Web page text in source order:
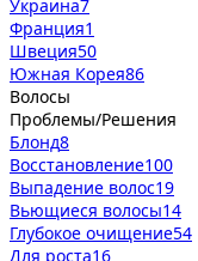
Украина7
Франция1
Швеция50
Южная Корея86
Волосы
Проблемы/Решения
Блонд8
Восстановление100
Выпадение волос19
Вьющиеся волосы14
Глубокое очищение54
Для роста16